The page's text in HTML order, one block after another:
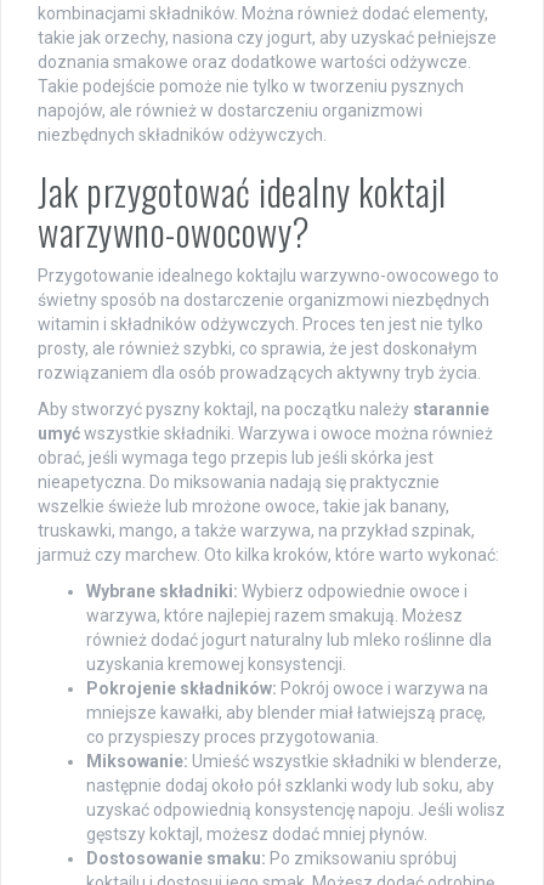
kombinacjami składników. Można również dodać elementy,
takie jak orzechy, nasiona czy jogurt, aby uzyskać pełniejsze
doznania smakowe oraz dodatkowe wartości odżywcze.
Takie podejście pomoże nie tylko w tworzeniu pysznych
napojów, ale również w dostarczeniu organizmowi
niezbędnych składników odżywczych.
Jak przygotować idealny koktajl
warzywno-owocowy?
Przygotowanie idealnego koktajlu warzywno-owocowego to
świetny sposób na dostarczenie organizmowi niezbędnych
witamin i składników odżywczych. Proces ten jest nie tylko
prosty, ale również szybki, co sprawia, że jest doskonałym
rozwiązaniem dla osób prowadzących aktywny tryb życia.
Aby stworzyć pyszny koktajl, na początku należy starannie
umyćwszystkie składniki. Warzywa i owoce można również
obrać, jeśli wymaga tego przepis lub jeśli skórka jest
nieapetyczna. Do miksowania nadają się praktycznie
wszelkie świeże lub mrożone owoce, takie jak banany,
truskawki, mango, a także warzywa, na przykład szpinak,
jarmuż czy marchew. Oto kilka kroków, które warto wykonać:
Wybrane składniki: Wybierz odpowiednie owoce i
warzywa, które najlepiej razem smakują. Możesz
również dodać jogurt naturalny lub mleko roślinne dla
uzyskania kremowej konsystencji.
Pokrojenie składników: Pokrój owoce i warzywa na
mniejsze kawałki, aby blender miał łatwiejszą pracę,
co przyspieszy proces przygotowania.
Miksowanie: Umieść wszystkie składniki w blenderze,
następnie dodaj około pół szklanki wody lub soku, aby
uzyskać odpowiednią konsystencję napoju. Jeśli wolisz
gęstszy koktajl, możesz dodać mniej płynów.
Dostosowanie smaku: Po zmiksowaniu spróbuj